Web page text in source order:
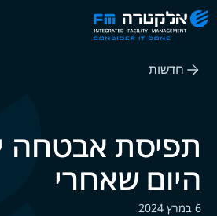
Skip
the
אלקטרה
חדשות
תפיסת אבטחה
היום שאחרי
6 במרץ 2024